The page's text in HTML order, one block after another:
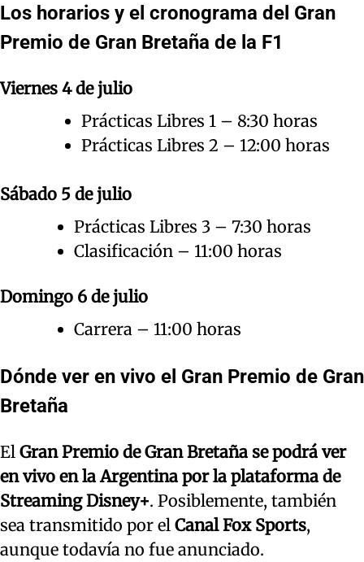
Los horarios y el cronograma del Gran
Premio de Gran Bretaña de la F1
Viernes 4 de julio
Prácticas Libres 1 – 8:30 horas
Prácticas Libres 2 – 12:00 horas
Sábado 5 de julio
Prácticas Libres 3 – 7:30 horas
Clasificación – 11:00 horas
Domingo 6 de julio
Carrera – 11:00 horas
Dónde ver en vivo el Gran Premio de Gran
Bretaña
El Gran Premio de Gran Bretaña se podrá ver
en vivo en la Argentina por la plataforma de
Streaming Disney+. Posiblemente, también
sea transmitido por el Canal Fox Sports,
aunque todavía no fue anunciado.